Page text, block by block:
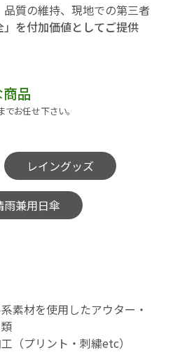
質の維持、現地での第三者
を付加価値としてご提供
品
お任せ下さい。
レイングッズ
雨兼用日傘
素材を使用したアウター・
（プリント・刺繍etc）